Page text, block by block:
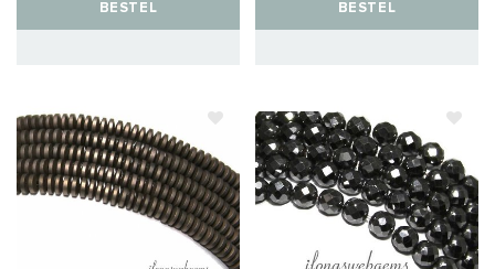
BESTEL BESTEL